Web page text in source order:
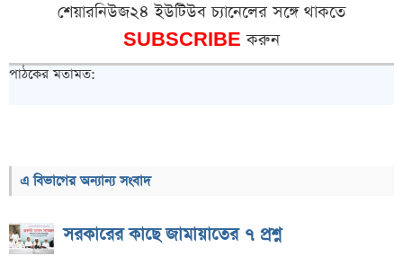
শেয়ারনিউজ২৪ ইউটিউব চ্যানেলের সঙ্গে থাকতে
SUBSCRIBEকরুন
পাঠকের মতামত:
এ বিভাগের অন্যান্য সংবাদ
সরকারের কাছে জামায়াতের ৭ প্রশ্ন